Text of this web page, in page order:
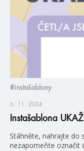
#instašablony
6. 11. 2024
Instašablona
Stáhněte, nahrajte do
nezapomeňte označit